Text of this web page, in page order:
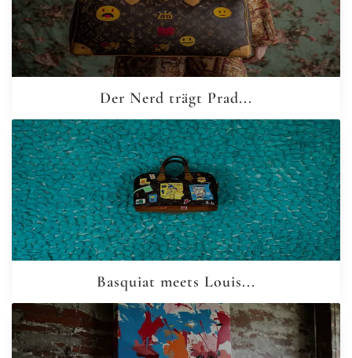
Der Nerd trägt Prad...
Basquiat meets Louis...